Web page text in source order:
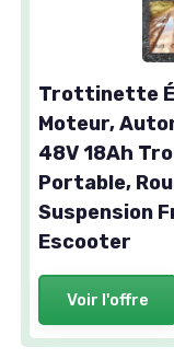
Trottinette
Moteur,
48V 18Ah
Portable,
Suspension
Escooter
Voir l'offre